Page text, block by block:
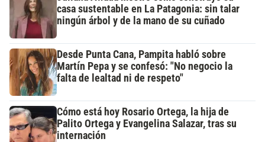
casa sustentable en La Patagonia: sin talar
ningún árbol y de la mano de su cuñado
Desde Punta Cana, Pampita habló sobre
Martín Pepa y se confesó: "No negocio la
falta de lealtad ni de respeto"
Cómo está hoy Rosario Ortega, la hija de
Palito Ortega y Evangelina Salazar, tras su
internación